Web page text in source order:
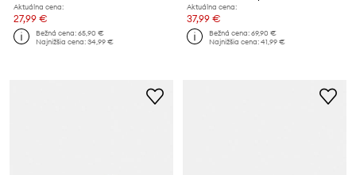
Aktuálna cena:
27,99 €
Bežná cena:65,90 €
Najnižšia cena:34,99 €
Aktuálna cena:
37,99 €
Bežná cena:69,90 €
Najnižšia cena:41,99 €